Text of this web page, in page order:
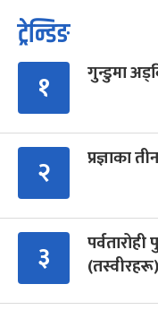
ट्रेन्डिङ
१ गुन्डुमा
२ प्रज्ञाका
३
(तस्वीरहरू)